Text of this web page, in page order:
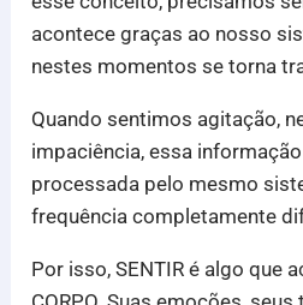
acontece graças ao nosso
nestes momentos se torna
Quando sentimos agitação,
impaciência, essa
processada pelo mesmo
frequência completamente
Por isso, SENTIR é algo que